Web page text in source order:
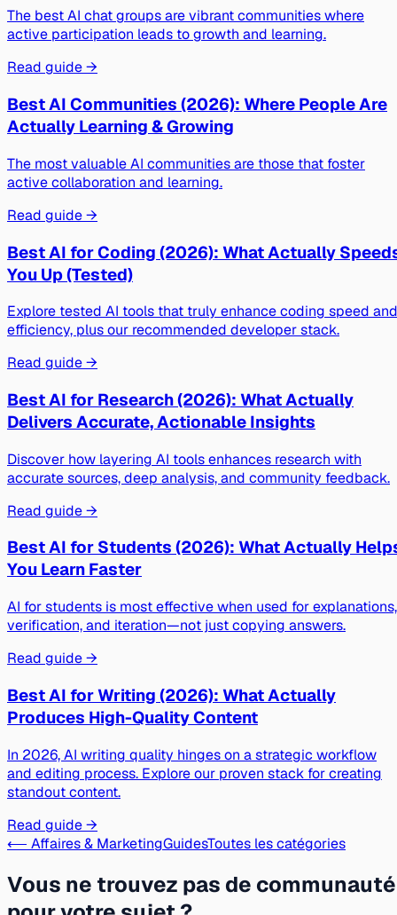
The best AI chat groups are vibrant communities where
active participation leads to growth and learning.
Read guide →
Best AI Communities (2026): Where People Are
Actually Learning & Growing
The most valuable AI communities are those that foster
active collaboration and learning.
Read guide →
Best AI for Coding (2026): What Actually
You Up (Tested)
Explore tested AI tools that truly enhance coding speed and
efficiency, plus our recommended developer stack.
Read guide →
Best AI for Research (2026): What Actually
Delivers Accurate, Actionable Insights
Discover how layering AI tools enhances research with
accurate sources, deep analysis, and community feedback.
Read guide →
Best AI for Students (2026): What Actually
You Learn Faster
AI for students is most effective when used for explanations,
verification, and iteration—not just copying answers.
Read guide →
Best AI for Writing (2026): What Actually
Produces High-Quality Content
In 2026, AI writing quality hinges on a strategic workflow
and editing process. Explore our proven stack for creating
standout content.
Read guide →
⟵ Affaires & MarketingGuidesToutes les catégories
Vous ne trouvez pas de communauté